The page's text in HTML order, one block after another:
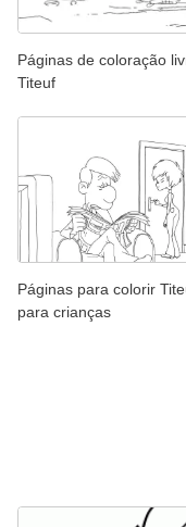
Páginas de coloração
Titeuf
Páginas para colorir
para crianças